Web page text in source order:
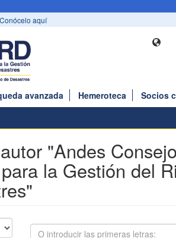
aquí
avanzada Hemeroteca
Socios
"Andes
la Gestión del